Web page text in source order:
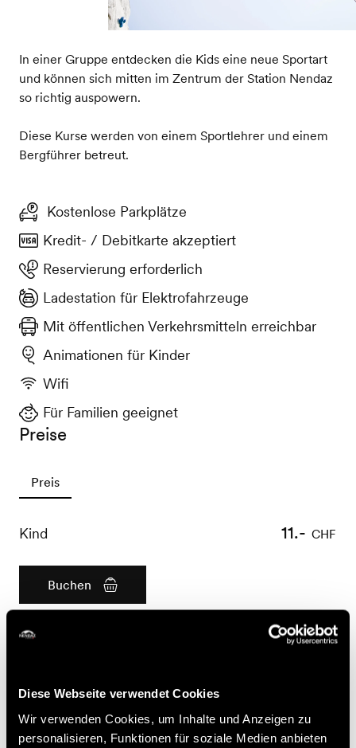
Diese Webseite verwendet Cookies
Wir verwenden Cookies, um Inhalte und Anzeigen zu
personalisieren, Funktionen für soziale Medien anbieten
In einer Gruppe entdecken die Kids eine neue Sportart
und können sich mitten im Zentrum der Station Nendaz
so richtig auspowern.
Diese Kurse werden von einem Sportlehrer und einem
Bergführer betreut.
Kostenlose Parkplätze
Kredit- / Debitkarte akzeptiert
Reservierung erforderlich
Ladestation für Elektrofahrzeuge
Mit öffentlichen Verkehrsmitteln erreichbar
Animationen für Kinder
Wifi
Für Familien geeignet
Preise
Preis
Kind 11.- CHF
Buchen
Uhr
- KURSE FÜR VERSCHIEDENE ALTERSGRUPPEN